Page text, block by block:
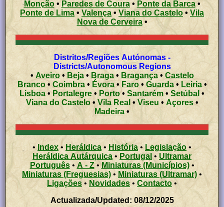
Monção•Paredes de Coura• Ponte da Barca•
Ponte de Lima • Valença•Viana do Castelo • Vila
Nova de Cerveira•
Distritos/Regiões Autónomas -
Districts/Autonomous Regions
• Aveiro• Beja• Braga• Bragança• Castelo
Branco• Coimbra• Évora• Faro• Guarda•Leiria•
Lisboa • Portalegre • Porto• Santarém • Setúbal •
Viana do Castelo• Vila Real • Viseu • Açores •
Madeira •
•Index • Heráldica • História • Legislação •
Heráldica Autárquica • Portugal • Ultramar
Português• A - Z•Miniaturas (Municípios)•
Miniaturas (Freguesias) • Miniaturas (Ultramar) •
Ligações • Novidades • Contacto•
Actualizada/Updated: 08/12/2025